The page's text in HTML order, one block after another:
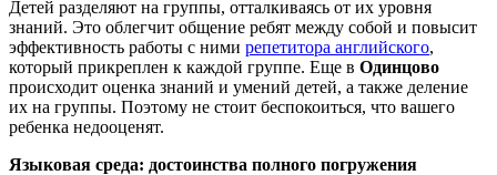
Детей разделяют на группы, отталкиваясь от их уровня
знаний. Это облегчит общение ребят между собой и повысит
эффективность работы с ними репетитора английского,
который прикреплен к каждой группе. Еще в Одинцово
происходит оценка знаний и умений детей, а также деление
их на группы. Поэтому не стоит беспокоиться, что вашего
ребенка недооценят.
Языковая среда: достоинства полного погружения